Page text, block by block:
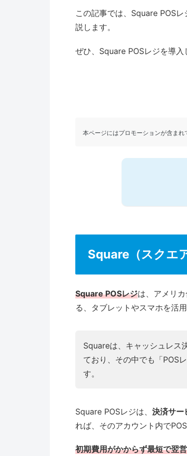
この記事では、Square POS
説します。
ぜひ、Square POSレジを導入
本ページにはプロモーションが含まれ
Square（スクエ
Square POSレジは、アメリ
る、タブレットやスマホを活
Squareは、キャッシュレス
ており、その中でも「POS
す。
Square POSレジは、決済サー
れば、そのアカウント内で
初期費用がかからず最短で翌